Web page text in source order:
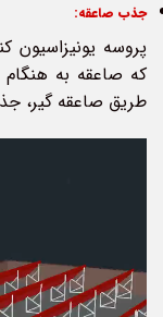
جذب صاعقه:
پروسه
که صاعقه به
طریق صاعقه گیر،